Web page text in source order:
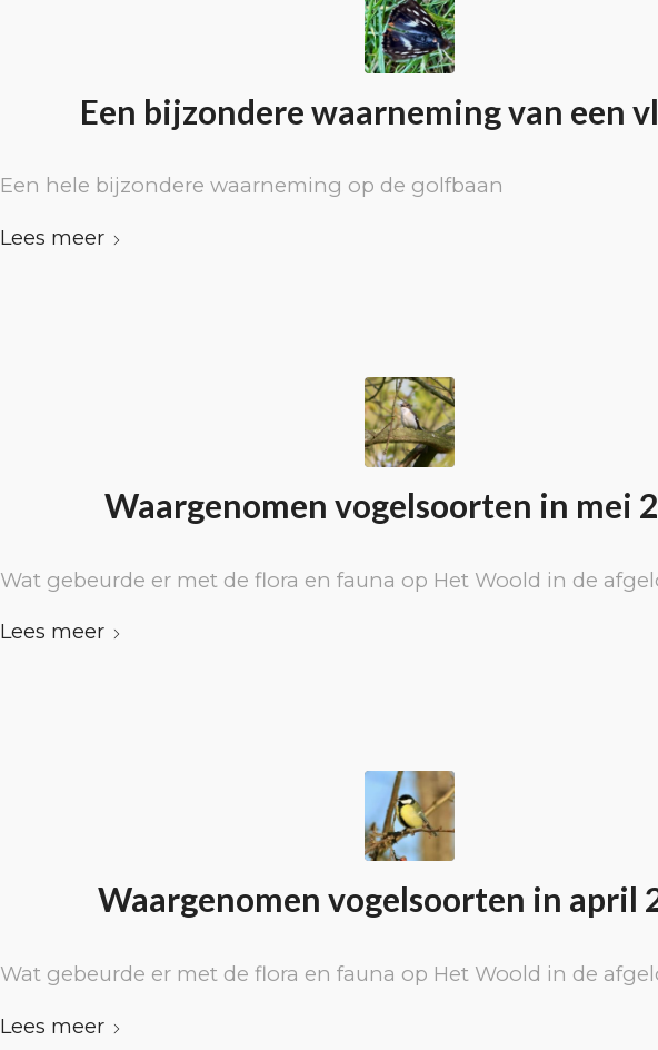
Een bijzondere waarneming van een
Een hele bijzondere waarneming op de golfbaan
Lees meer
Waargenomen vogelsoorten in mei
Wat gebeurde er met de flora en fauna op Het Woold in de
Lees meer
Waargenomen vogelsoorten in april
Wat gebeurde er met de flora en fauna op Het Woold in de
Lees meer